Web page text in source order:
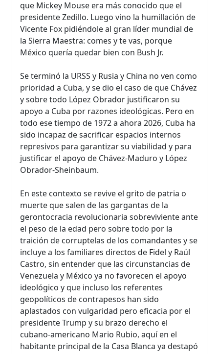
que Mickey Mouse era más conocido que el
presidente Zedillo. Luego vino la humillación de
Vicente Fox pidiéndole al gran líder mundial de
la Sierra Maestra: comes y te vas, porque
México quería quedar bien con Bush Jr.
Se terminó la URSS y Rusia y China no ven como
prioridad a Cuba, y se dio el caso de que Chávez
y sobre todo López Obrador justificaron su
apoyo a Cuba por razones ideológicas. Pero en
todo ese tiempo de 1972 a ahora 2026, Cuba ha
sido incapaz de sacrificar espacios internos
represivos para garantizar su viabilidad y para
justificar el apoyo de Chávez-Maduro y López
Obrador-Sheinbaum.
En este contexto se revive el grito de patria o
muerte que salen de las gargantas de la
gerontocracia revolucionaria sobreviviente ante
el peso de la edad pero sobre todo por la
traición de corruptelas de los comandantes y se
incluye a los familiares directos de Fidel y Raúl
Castro, sin entender que las circunstancias de
Venezuela y México ya no favorecen el apoyo
ideológico y que incluso los referentes
geopolíticos de contrapesos han sido
aplastados con vulgaridad pero eficacia por el
presidente Trump y su brazo derecho el
cubano-americano Mario Rubio, aquí en el
habitante principal de la Casa Blanca ya destapó